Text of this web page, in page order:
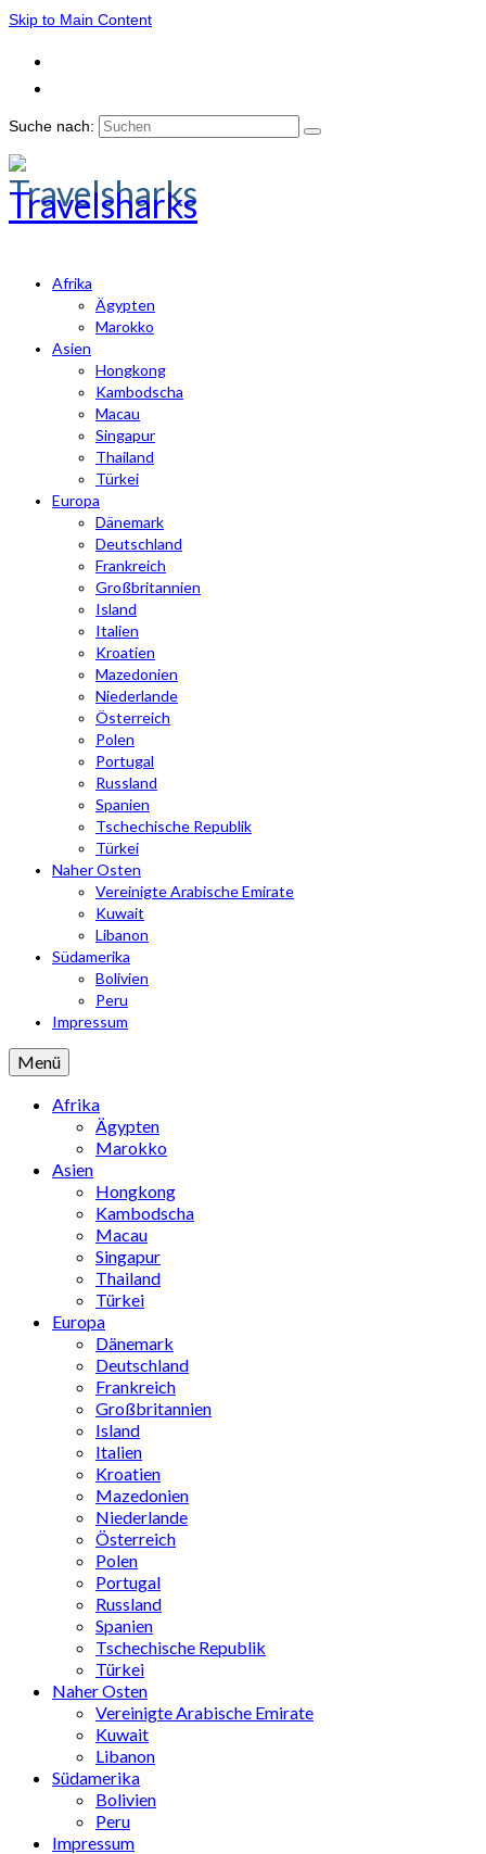
Skip to Main Content
Suche nach:
Travelsharks
Afrika
Ägypten
Marokko
Asien
Hongkong
Kambodscha
Macau
Singapur
Thailand
Türkei
Europa
Dänemark
Deutschland
Frankreich
Großbritannien
Island
Italien
Kroatien
Mazedonien
Niederlande
Österreich
Polen
Portugal
Russland
Spanien
Tschechische Republik
Türkei
Naher Osten
Vereinigte Arabische Emirate
Kuwait
Libanon
Südamerika
Bolivien
Peru
Impressum
Menü
Afrika
Ägypten
Marokko
Asien
Hongkong
Kambodscha
Macau
Singapur
Thailand
Türkei
Europa
Dänemark
Deutschland
Frankreich
Großbritannien
Island
Italien
Kroatien
Mazedonien
Niederlande
Österreich
Polen
Portugal
Russland
Spanien
Tschechische Republik
Türkei
Naher Osten
Vereinigte Arabische Emirate
Kuwait
Libanon
Südamerika
Bolivien
Peru
Impressum